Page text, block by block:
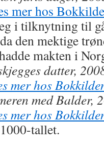
mer hos
i tilknytning til
den mektige
makten i
datter,
mer hos
med Balder,
mer hos
tallet.